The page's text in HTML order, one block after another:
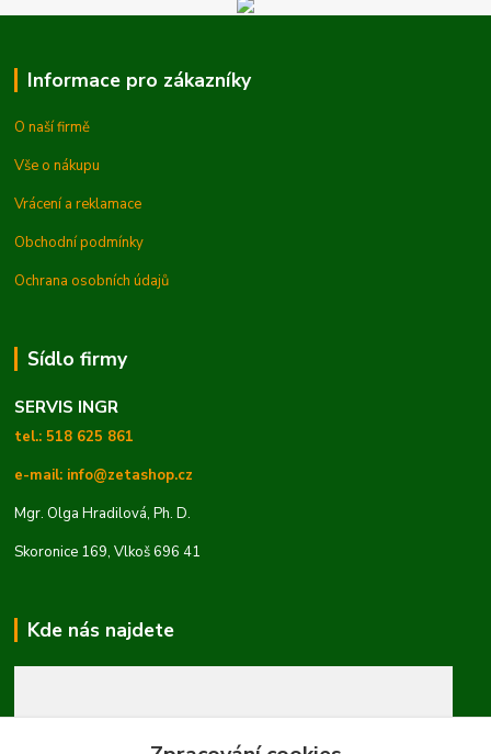
Informace pro zákazníky
O naší firmě
Vše o nákupu
Vrácení a reklamace
Obchodní podmínky
Ochrana osobních údajů
Sídlo firmy
SERVIS INGR
tel.: 518 625 861
e-mail: info@zetashop.cz
Mgr. Olga Hradilová, Ph. D.
Skoronice 169, Vlkoš 696 41
Kde nás najdete